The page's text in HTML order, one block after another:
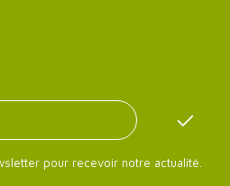
pour recevoir notre actualité.